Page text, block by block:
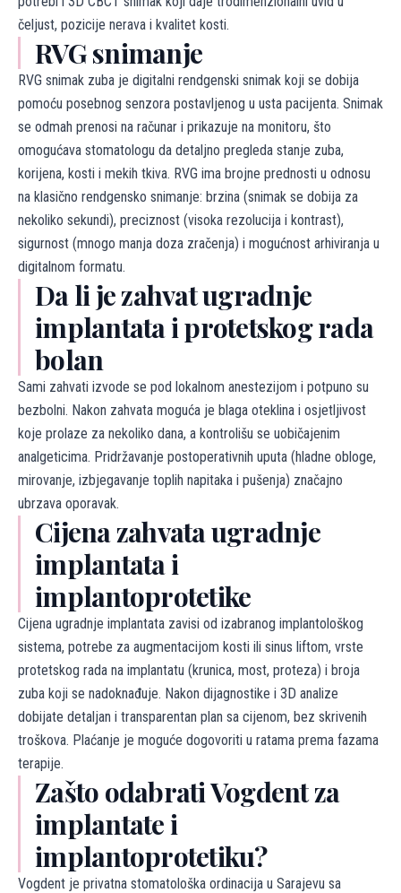
čeljust, pozicije nerava i kvalitet kosti.
RVG snimanje
RVG snimak zuba je digitalni rendgenski snimak koji se dobija
pomoću posebnog senzora postavljenog u usta pacijenta. Snimak
se odmah prenosi na računar i prikazuje na monitoru, što
omogućava stomatologu da detaljno pregleda stanje zuba,
korijena, kosti i mekih tkiva. RVG ima brojne prednosti u odnosu
na klasično rendgensko snimanje: brzina (snimak se dobija za
nekoliko sekundi), preciznost (visoka rezolucija i kontrast),
sigurnost (mnogo manja doza zračenja) i mogućnost arhiviranja u
digitalnom formatu.
Da li je zahvat ugradnje
implantata i protetskog rada
bolan
Sami zahvati izvode se pod lokalnom anestezijom i potpuno su
bezbolni. Nakon zahvata moguća je blaga oteklina i osjetljivost
koje prolaze za nekoliko dana, a kontrolišu se uobičajenim
analgeticima. Pridržavanje postoperativnih uputa (hladne obloge,
mirovanje, izbjegavanje toplih napitaka i pušenja) značajno
ubrzava oporavak.
Cijena zahvata ugradnje
implantata i
implantoprotetike
Cijena ugradnje implantata zavisi od izabranog implantološkog
sistema, potrebe za augmentacijom kosti ili sinus liftom, vrste
protetskog rada na implantatu (krunica, most, proteza) i broja
zuba koji se nadoknađuje. Nakon dijagnostike i 3D analize
dobijate detaljan i transparentan plan sa cijenom, bez skrivenih
troškova. Plaćanje je moguće dogovoriti u ratama prema fazama
terapije.
Zašto odabrati Vogdent za
implantate i
implantoprotetiku?
Vogdent je privatna stomatološka ordinacija u Sarajevu sa